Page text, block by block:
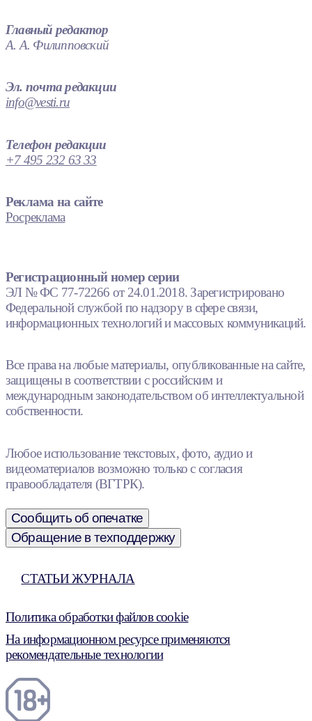
Главный редактор
А. А. Филипповский
Эл. почта редакции
info@vesti.ru
Телефон редакции
+7 495 232 63 33
Реклама на сайте
Росреклама
Регистрационный номер серии
ЭЛ № ФС 77-72266 от 24.01.2018. Зарегистрировано
Федеральной службой по надзору в сфере связи,
информационных технологий и массовых коммуникаций.
Все права на любые материалы, опубликованные на сайте,
защищены в соответствии с российским и
международным законодательством об интеллектуальной
собственности.
Любое использование текстовых, фото, аудио и
видеоматериалов возможно только с согласия
правообладателя (ВГТРК).
Сообщить об опечатке
Обращение в техподдержку
СТАТЬИ ЖУРНАЛА
Политика обработки файлов cookie
На информационном ресурсе применяются
рекомендательные технологии